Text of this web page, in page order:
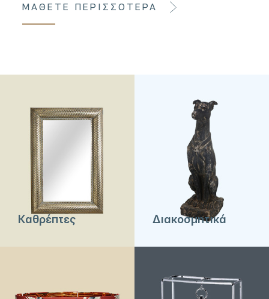
ΜΑΘΕΤΕ ΠΕΡΙΣΣΟΤΕΡΑ
Καθρέπτες Διακοσμητικά